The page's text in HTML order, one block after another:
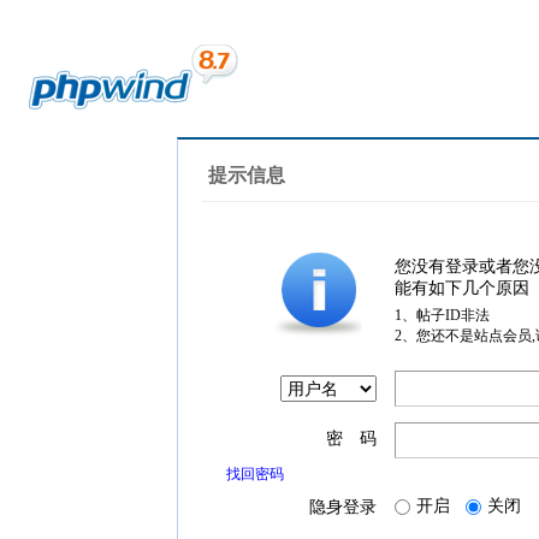
提示信息
您没有登录或者您
能有如下几个原因
1、帖子ID非法
2、您还不是站点会员
密 码
找回密码
隐身登录 开启 关闭